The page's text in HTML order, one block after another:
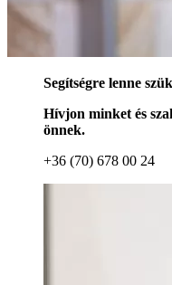
Segítségre lenne
Hívjon minket és
önnek.
+36 (70) 678 00 24